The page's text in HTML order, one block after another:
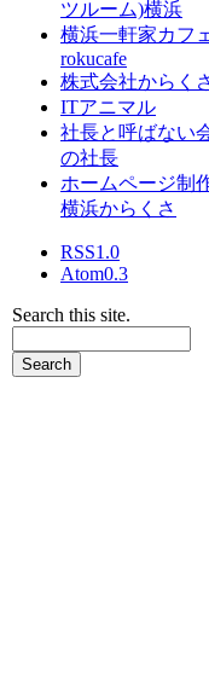
ツルーム)横浜
横浜一軒家カフ
rokucafe
株式会社からく
ITアニマル
社長と呼ばない
の社長
ホームページ制
横浜からくさ
RSS1.0
Atom0.3
Search this site.